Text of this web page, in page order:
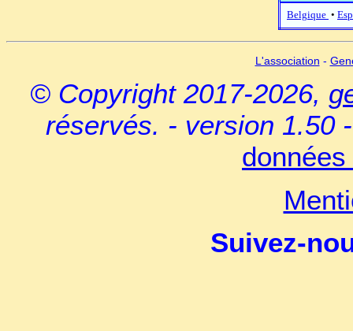
Belgique •
L'association -
© Copyright 2017-2026,
réservés. - version 1.50
Suivez-